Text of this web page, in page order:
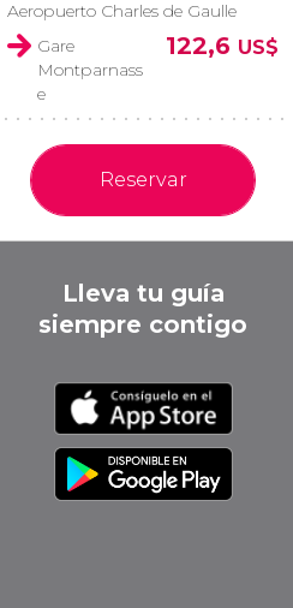
Aeropuerto Charles de Gaulle
Gare
Montparnass
e
122,6 US$
Reservar
Lleva tu guía
siempre contigo